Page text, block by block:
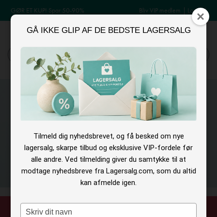
GØR ET KUP! Spar 50-90% Bliv VIP medlem | Log ind
Log ind MENU
GÅ IKKE GLIP AF DE BEDSTE LAGERSALG
Tilmeld dig nyhedsbrevet, og få besked om nye
lagersalg, skarpe tilbud og eksklusive VIP-fordele før
alle andre. Ved tilmelding giver du samtykke til at
modtage nyhedsbreve fra Lagersalg.com, som du altid
kan afmelde igen.
Type